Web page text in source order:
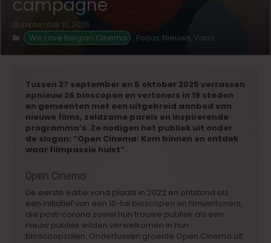
campagne
september 10, 2025
We Love Belgian Cinema , Focus, Nieuws Varia
Tussen 27 september en 5 oktober 2025 verrassen
opnieuw 26 bioscopen en vertoners in 19 steden
en gemeenten met een uitgebreid aanbod van
nieuwe films, zeldzame parels en inspirerende
programma’s. Ze nodigen het publiek uit onder
de slogan: “Open Cinema: Kom binnen en ontdek
waar filmpassie huist”.
Open Cinema
De eerste editie vond plaats in 2022 en ontstond als
een initiatief van een 10-tal bioscopen en filmvertoners,
die post-corona zowel hun trouwe publiek als een
nieuw publiek wilden verwelkomen in hun
bioscoopzalen. Ondertussen groeide Open Cinema uit